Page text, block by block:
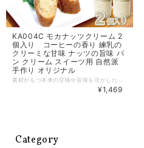
KA004C モカナッツクリーム 2
個入り コーヒーの香り 練乳の
クリーミな甘味 ナッツの旨味 パ
ン クリーム スイーツ用 自然派
手作り オリジナル
¥1,469
Category